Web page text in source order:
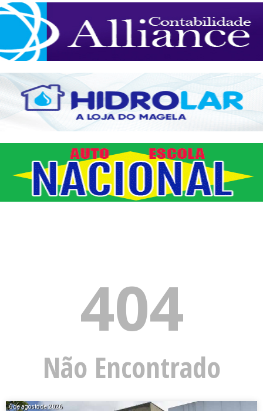
404
Não Encontrado
6 de agosto de 2026